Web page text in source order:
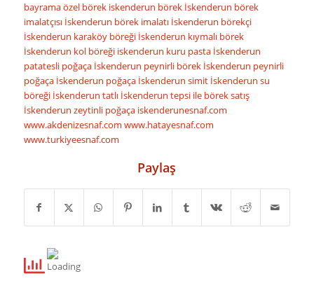
bayrama özel börek iskenderun börek İskenderun börek
imalatçısı İskenderun börek imalatı İskenderun börekçi
İskenderun karaköy böreği İskenderun kıymalı börek
İskenderun kol böreği iskenderun kuru pasta İskenderun
patatesli poğaça İskenderun peynirli börek İskenderun peynirli
poğaça İskenderun poğaça İskenderun simit İskenderun su
böreği İskenderun tatlı İskenderun tepsi ile börek satış
İskenderun zeytinli poğaça iskenderunesnaf.com
www.akdenizesnaf.com www.hatayesnaf.com
www.turkiyeesnaf.com
Paylaş